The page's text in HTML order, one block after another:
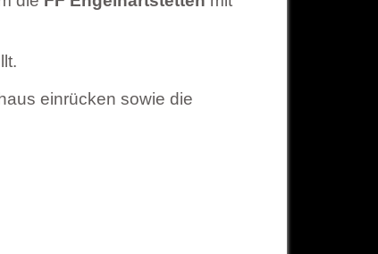
einrücken sowie die